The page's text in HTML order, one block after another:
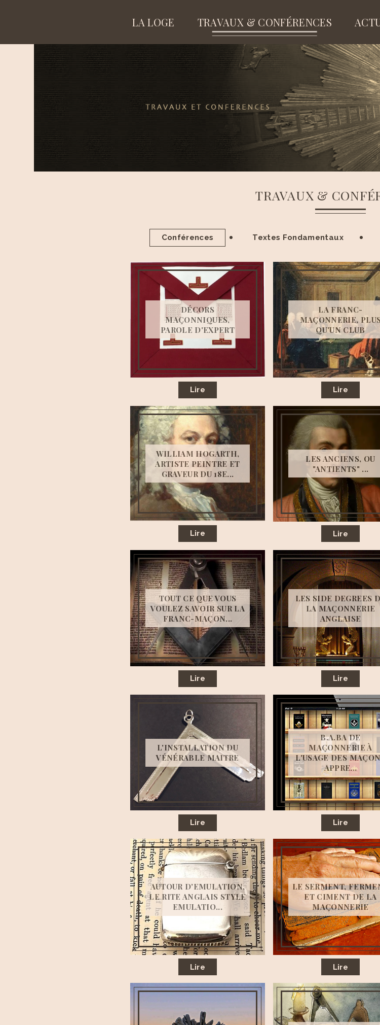
LA LOGE TRAVAUX & CONFÉRENCES
TRAVAUX &
Conférences Textes Fondamentaux
DÉCORS
MAÇONNIQUES,
PAROLE D'EXPERT
Lire
LA FRANC-
MAÇONNERIE,
QU'UN CLUB
Lire
WILLIAM HOGARTH,
ARTISTE PEINTRE ET
GRAVEUR DU 18E...
Lire
LES ANCIENS, OU
"ANTIENTS" ...
Lire
TOUT CE QUE VOUS
VOULEZ SAVOIR SUR LA
FRANC-MAÇON...
Lire
LES SIDE DEGREES
LA MAÇONNERIE
ANGLAISE
Lire
L'INSTALLATION DU
VÉNÉRABLE MAITRE
Lire
B.A.BA DE
MAÇONNERIE À
L'USAGE DES
APPRE...
Lire
AUTOUR D'EMULATION,
LE RITE ANGLAIS STYLE
EMULATIO...
Lire
LE SERMENT,
ET CIMENT DE LA
MAÇONNERIE
Lire